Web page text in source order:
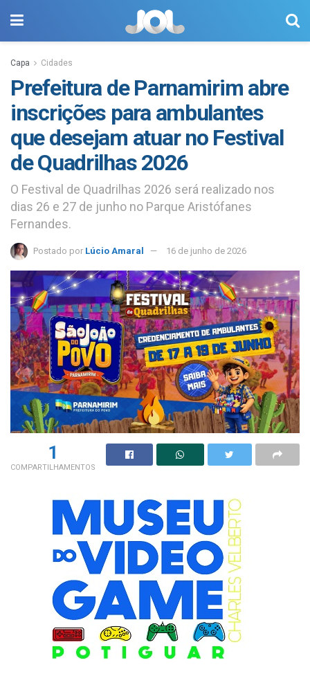
Capa Cidades
Prefeitura de Parnamirim abre
inscrições para ambulantes
que desejam atuar no Festival
de Quadrilhas 2026
O Festival de Quadrilhas 2026 será realizado nos
dias 26 e 27 de junho no Parque Aristófanes
Fernandes.
Postado por Lúcio Amaral 16 de junho de 2026
1
COMPARTILHAMENTOS